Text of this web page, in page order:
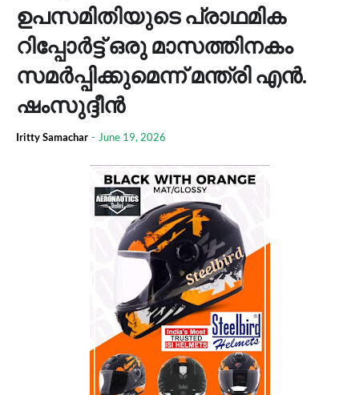
ഉപസമിതിയുടെ പ്രാഥമിക
റിപ്പോർട്ട് ഒരു മാസത്തിനകം
സമർപ്പിക്കുമെന്ന് മന്ത്രി എൻ.
ഷംസുദ്ദീൻ
Iritty Samachar - June 19, 2026